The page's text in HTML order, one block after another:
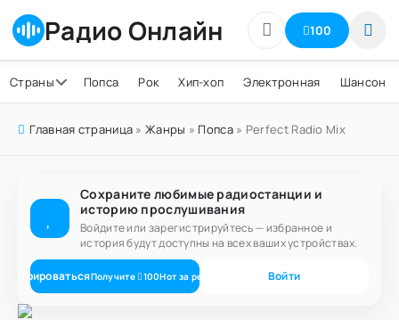
Радио Онлайн 100
Страны Попса Рок Хип-хоп Электронная Шансон
Главная страница »Жанры » Попса» Perfect Radio Mix
Сохраните любимые радиостанции и
историю прослушивания
Войдите или зарегистрируйтесь — избранное и
история будут доступны на всех ваших устройствах.
Получите 100Нот за регистрацию Войти